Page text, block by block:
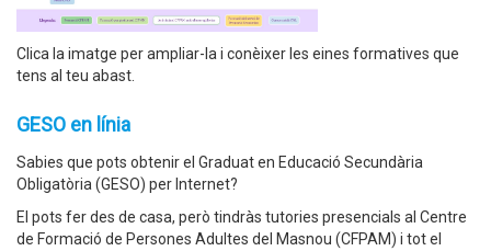
Clica la imatge per ampliar-la i conèixer les eines formatives que
tens al teu abast.
GESO en línia
Sabies que pots obtenir el Graduat en Educació Secundària
Obligatòria (GESO) per Internet?
El pots fer des de casa, però tindràs tutories presencials al Centre
de Formació de Persones Adultes del Masnou (CFPAM) i tot el